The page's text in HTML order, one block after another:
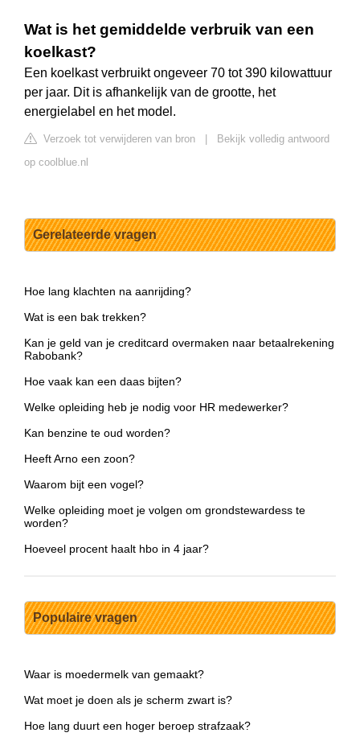
Wat is het gemiddelde verbruik van een
koelkast?
Een koelkast verbruikt ongeveer 70 tot 390 kilowattuur
per jaar. Dit is afhankelijk van de grootte, het
energielabel en het model.
Verzoek tot verwijderen van bron
Bekijk volledig antwoord
op coolblue.nl
Gerelateerde vragen
Hoe lang klachten na aanrijding?
Wat is een bak trekken?
Kan je geld van je creditcard overmaken naar betaalrekening
Rabobank?
Hoe vaak kan een daas bijten?
Welke opleiding heb je nodig voor HR medewerker?
Kan benzine te oud worden?
Heeft Arno een zoon?
Waarom bijt een vogel?
Welke opleiding moet je volgen om grondstewardess te
worden?
Hoeveel procent haalt hbo in 4 jaar?
Populaire vragen
Waar is moedermelk van gemaakt?
Wat moet je doen als je scherm zwart is?
Hoe lang duurt een hoger beroep strafzaak?